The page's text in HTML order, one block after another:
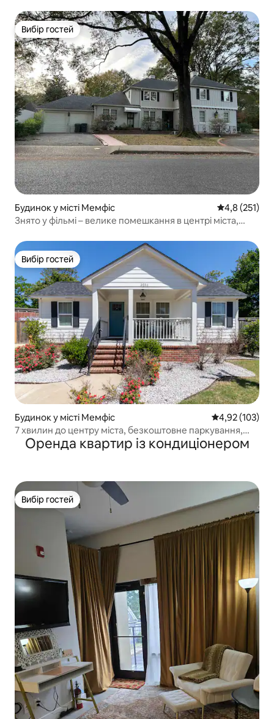
Вибір гостей
Вибір гостей
Будинок у місті Мемфіс Середня
4,8 (251)
Знято у фільмі – велике помешкання в центрі міста,
Вибір гостей
Вибір гостей
Будинок у місті Мемфіс Середня
4,92 (103)
7 хвилин до центру міста, безкоштовне паркування,
огороджений двір, домашні тварини
Оренда квартир із кондиціонером
Вибір гостей
Вибір гостей